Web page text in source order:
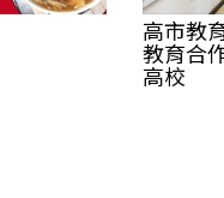
高市教
教育合
高校